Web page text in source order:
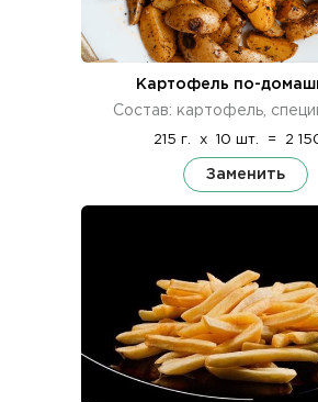
Картофель по-
Состав: картофель,
215 г. x 10 шт. = 2
Заменить